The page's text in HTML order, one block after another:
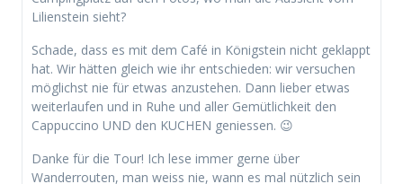
Lilienstein sieht?
Schade, dass es mit dem Café in Königstein nicht geklappt
hat. Wir hätten gleich wie ihr entschieden: wir versuchen
möglichst nie für etwas anzustehen. Dann lieber etwas
weiterlaufen und in Ruhe und aller Gemütlichkeit den
Cappuccino UND den KUCHEN geniessen. 😉
Danke für die Tour! Ich lese immer gerne über
Wanderrouten, man weiss nie, wann es mal nützlich sein